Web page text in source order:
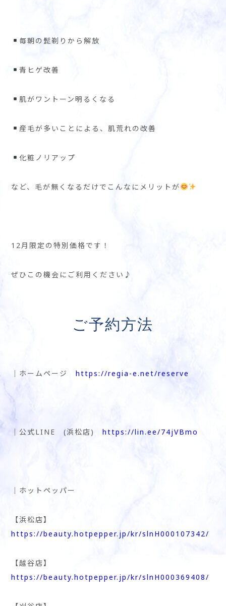
毎朝の髭剃りから解放
青ヒゲ改善
肌がワントーン明るくなる
産毛が多いことによる、肌荒れの改善
化粧ノリアップ
など、毛が無くなるだけでこんなにメリットが
12月限定の特別価格です！
ぜひこの機会にご利用ください♪
ご予約方法
│ホームページ https://regia-e.net/reserve
│公式LINE (浜松店) https://lin.ee/74jVBmo
│ホットペッパー
【浜松店】
https://beauty.hotpepper.jp/kr/slnH000107342/
【越谷店】
https://beauty.hotpepper.jp/kr/slnH000369408/